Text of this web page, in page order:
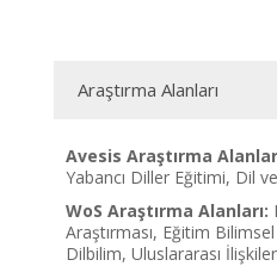
Araştırma Alanları
Avesis Araştırma
Yabancı Diller Eğitimi, Dil
WoS Araştırma Alanları:
Araştırması, Eğitim
Dilbilim, Uluslararası